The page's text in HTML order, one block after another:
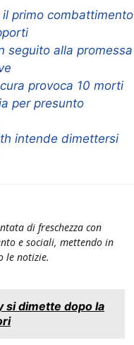
primo combattimento
seguito alla promessa
provoca 10 morti
per presunto
intende dimettersi
di freschezza con
e sociali, mettendo in
le notizie.
si dimette dopo la